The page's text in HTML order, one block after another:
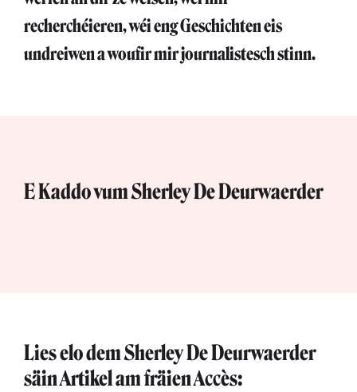
recherchéieren, wéi eng Geschichten eis
undreiwen a woufir mir journalistesch stinn.
E Kaddo vum Sherley De Deurwaerder
Lies elo dem Sherley De Deurwaerder
säin Artikel am fräien Accès: